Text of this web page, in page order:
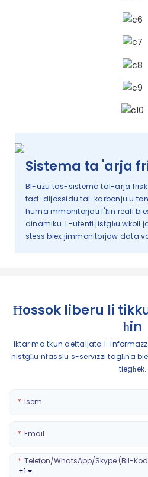
Sistema ta 'arja
Bl-użu tas-sistema tal-arja
tad-dijossidu tal-karbonju u
huma mmonitorjati f'ħin reali
dinamiku. L-utenti jistgħu wkoll
stess biex jimmonitorjaw data
Ħossok liberu li
ħin
Iktar ma tkun dettaljata l-
nistgħu nfasslu s-servizzi tagħna
tiegħek.
Isem
Email
+1
Telefon/WhatsApp/Skype (Bil-